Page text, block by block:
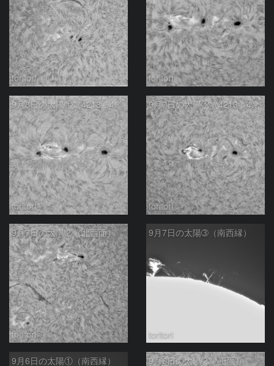
toritori toritori
9月8日の太陽①（4213，4211）
toritori
9月7日の太陽①（4213，4211）
toritori
9月7日の太陽②（北西面）
toritori
9月7日の太陽➂（南西縁）
toritori
9月6日の太陽①（南西縁） 9月6日の太陽②（正面）